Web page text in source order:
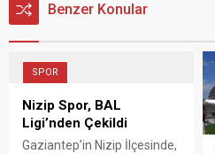
Benzer Konular
SPOR
Nizip Spor, BAL
Ligi’nden Çekildi
Gaziantep’in Nizip İlçesinde,